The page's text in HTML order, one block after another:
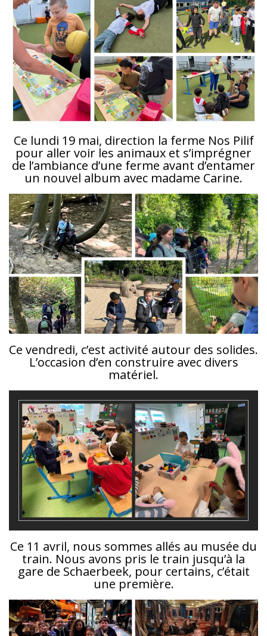
Ce lundi 19 mai, direction la ferme Nos Pilif
pour aller voir les animaux et s’imprégner
de l’ambiance d’une ferme avant d’entamer
un nouvel album avec madame Carine.
Ce vendredi, c’est activité autour des solides.
L’occasion d’en construire avec divers
matériel.
Ce 11 avril, nous sommes allés au musée du
train. Nous avons pris le train jusqu’à la
gare de Schaerbeek, pour certains, c’était
une première.